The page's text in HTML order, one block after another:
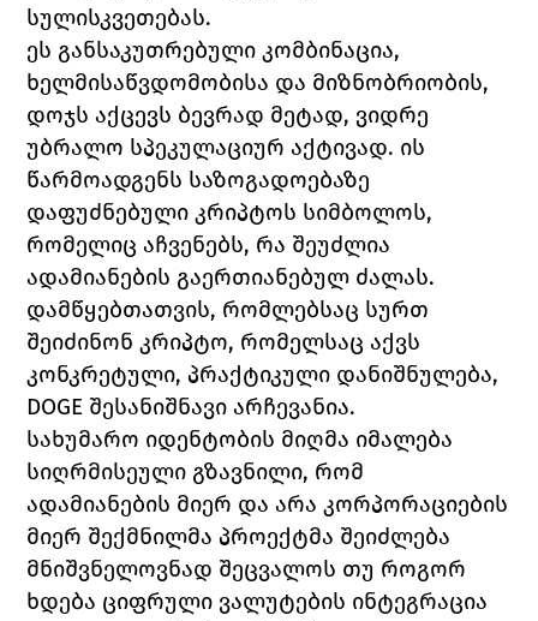
სულისკვეთებას.
ეს განსაკუთრებული კომბინაცია,
ხელმისაწვდომობისა და მიზნობრიობის,
დოჯს აქცევს ბევრად მეტად, ვიდრე
უბრალო სპეკულაციურ აქტივად. ის
წარმოადგენს საზოგადოებაზე
დაფუძნებული კრიპტოს სიმბოლოს,
რომელიც აჩვენებს, რა შეუძლია
ადამიანების გაერთიანებულ ძალას.
დამწყებთათვის, რომლებსაც სურთ
შეიძინონ კრიპტო, რომელსაც აქვს
კონკრეტული, პრაქტიკული დანიშნულება,
DOGE შესანიშნავი არჩევანია.
სახუმარო იდენტობის მიღმა იმალება
სიღრმისეული გზავნილი, რომ
ადამიანების მიერ და არა კორპორაციების
მიერ შექმნილმა პროექტმა შეიძლება
მნიშვნელოვნად შეცვალოს თუ როგორ
ხდება ციფრული ვალუტების ინტეგრაცია